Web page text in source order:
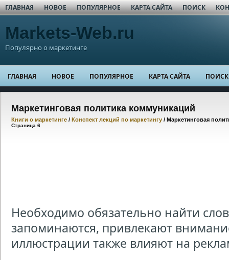
ГЛАВНАЯ НОВОЕ ПОПУЛЯРНОЕ КАРТА САЙТА ПОИСК
Markets-Web.ru
Популярно о маркетинге
ГЛАВНАЯ НОВОЕ ПОПУЛЯРНОЕ КАРТА САЙТА ПОИСК
Маркетинговая политика коммуникаций
Книги о маркетинге / Конспект лекций по маркетингу / Маркетинговая
Страница 6
Необходимо обязательно найти
запоминаются, привлекают
иллюстрации также влияют на